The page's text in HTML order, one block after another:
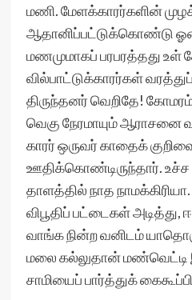
மணி. மேளக்காரர்களின்
ஆதானிப்பட்டுக்கொண்டு
மணமுமாகப் பரபரத்தது உள்
வில்பாட்டுக்காரர்கள்
திருந்தனர் வெறிதே!
வெகு நேரமாயும் ஆராசனை
காரர் ஒருவர் காதைக்
ஊதிக்கொண்டிருந்தார். உச்ச
தாளத்தில் நாத நாமக்கிரியா.
விபூதிப் பட்டைகள்
வாங்க நின்ற வனிடம்
மலை கல்லுதான் மண்வெட்டி
சாமியைப் பார்த்துக்